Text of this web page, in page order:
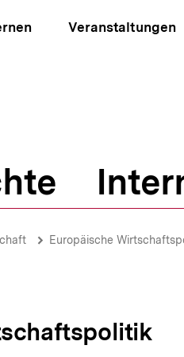
Veranstaltungen
Europäische